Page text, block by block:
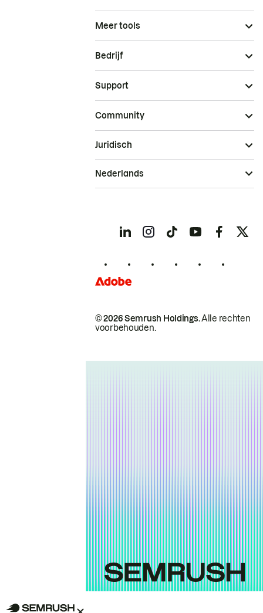
Meer tools
Bedrijf
Support
Community
© 2026 Semrush Holdings.Alle rechten
voorbehouden.
Juridisch
Nederlands